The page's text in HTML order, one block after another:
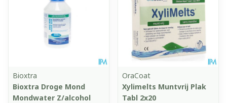
Bioxtra
Bioxtra Droge Mond
Mondwater Z/alcohol
OraCoat
Xylimelts Muntvrij Plak
Tabl 2x20